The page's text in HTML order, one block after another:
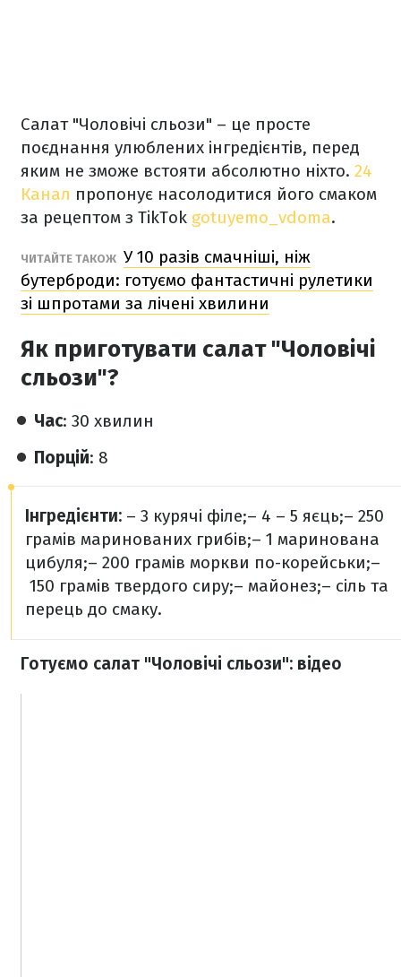
Салат "Чоловічі сльози" – це просте
поєднання улюблених інгредієнтів, перед
яким не зможе встояти абсолютно ніхто. 24
Канал пропонує насолодитися його смаком
за рецептом з TikTok gotuyemo_vdoma.
ЧИТАЙТЕ ТАКОЖ У 10 разів смачніші, ніж
бутерброди: готуємо фантастичні рулетики
зі шпротами за лічені хвилини
Як приготувати салат "Чоловічі
сльози"?
Час: 30 хвилин
Порцій: 8
Інгредієнти: – 3 курячі філе;– 4 – 5 яєць;– 250
грамів маринованих грибів;– 1 маринована
цибуля;– 200 грамів моркви по-корейськи;–
150 грамів твердого сиру;– майонез;– сіль та
перець до смаку.
Готуємо салат "Чоловічі сльози": відео